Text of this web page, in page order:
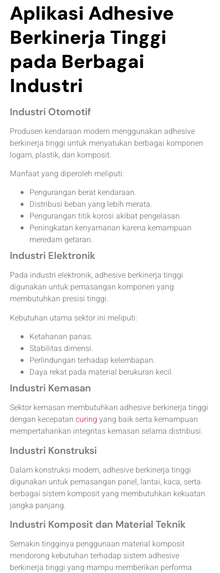
Aplikasi Adhesive
Berkinerja Tinggi
pada Berbagai
Industri
Industri Otomotif
Produsen kendaraan modern menggunakan adhesive
berkinerja tinggi untuk menyatukan berbagai komponen
logam, plastik, dan komposit.
Manfaat yang diperoleh meliputi:
Pengurangan berat kendaraan.
Distribusi beban yang lebih merata.
Pengurangan titik korosi akibat pengelasan.
Peningkatan kenyamanan karena kemampuan
meredam getaran.
Industri Elektronik
Pada industri elektronik, adhesive berkinerja tinggi
digunakan untuk pemasangan komponen yang
membutuhkan presisi tinggi.
Kebutuhan utama sektor ini meliputi:
Ketahanan panas.
Stabilitas dimensi.
Perlindungan terhadap kelembapan.
Daya rekat pada material berukuran kecil.
Industri Kemasan
Sektor kemasan membutuhkan adhesive berkinerja tinggi
dengan kecepatan curing yang baik serta kemampuan
mempertahankan integritas kemasan selama distribusi.
Industri Konstruksi
Dalam konstruksi modern, adhesive berkinerja tinggi
digunakan untuk pemasangan panel, lantai, kaca, serta
berbagai sistem komposit yang membutuhkan kekuatan
jangka panjang.
Industri Komposit dan Material Teknik
Semakin tingginya penggunaan material komposit
mendorong kebutuhan terhadap sistem adhesive
berkinerja tinggi yang mampu memberikan performa